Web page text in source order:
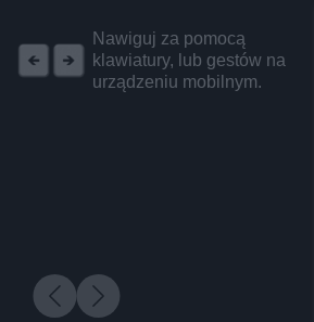
Nawiguj za pomocą
klawiatury, lub gestów na
urządzeniu mobilnym.